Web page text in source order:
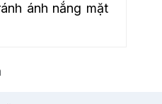
ánh nắng mặt